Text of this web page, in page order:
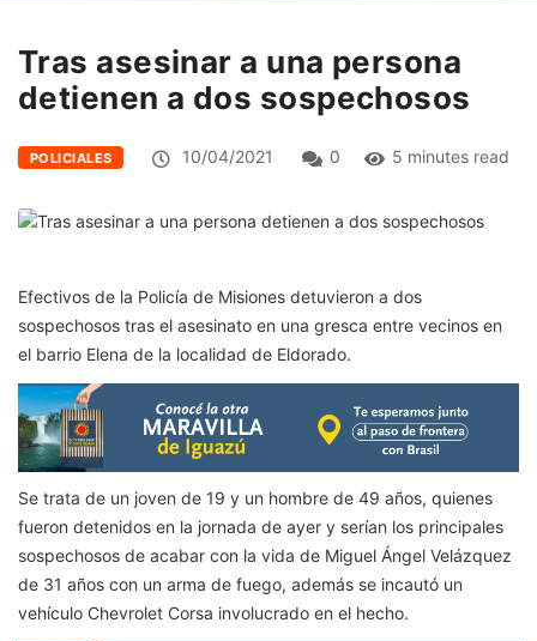
Tras asesinar a una persona
detienen a dos sospechosos
POLICIALES 10/04/2021 0 5 minutes read
Efectivos de la Policía de Misiones detuvieron a dos
sospechosos tras el asesinato en una gresca entre vecinos en
el barrio Elena de la localidad de Eldorado.
Se trata de un joven de 19 y un hombre de 49 años, quienes
fueron detenidos en la jornada de ayer y serían los principales
sospechosos de acabar con la vida de Miguel Ángel Velázquez
de 31 años con un arma de fuego, además se incautó un
vehículo Chevrolet Corsa involucrado en el hecho.